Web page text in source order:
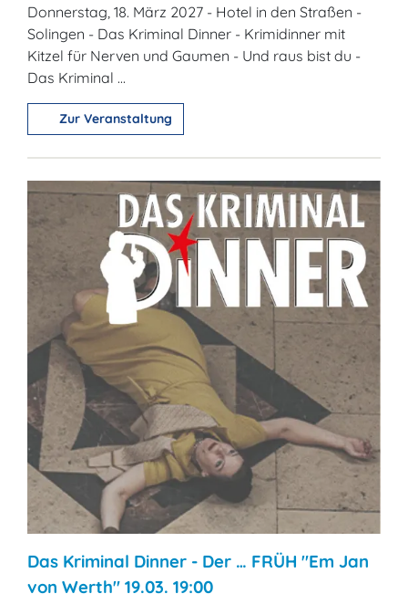
Donnerstag, 18. März 2027 - Hotel in den Straßen -
Solingen - Das Kriminal Dinner - Krimidinner mit
Kitzel für Nerven und Gaumen - Und raus bist du -
Das Kriminal ...
Zur Veranstaltung
Das Kriminal Dinner - Der … FRÜH "Em Jan
von Werth" 19.03. 19:00